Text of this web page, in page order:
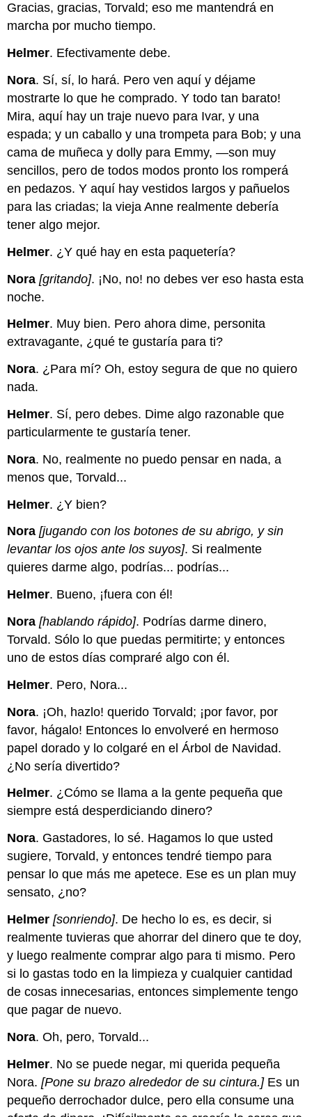
Gracias, gracias, Torvald; eso me mantendrá en
marcha por mucho tiempo.
Helmer. Efectivamente debe.
Nora. Sí, sí, lo hará. Pero ven aquí y déjame
mostrarte lo que he comprado. Y todo tan barato!
Mira, aquí hay un traje nuevo para Ivar, y una
espada; y un caballo y una trompeta para Bob; y una
cama de muñeca y dolly para Emmy, —son muy
sencillos, pero de todos modos pronto los romperá
en pedazos. Y aquí hay vestidos largos y pañuelos
para las criadas; la vieja Anne realmente debería
tener algo mejor.
Helmer. ¿Y qué hay en esta paquetería?
Nora [gritando]. ¡No, no! no debes ver eso hasta esta
noche.
Helmer. Muy bien. Pero ahora dime, personita
extravagante, ¿qué te gustaría para ti?
Nora. ¿Para mí? Oh, estoy segura de que no quiero
nada.
Helmer. Sí, pero debes. Dime algo razonable que
particularmente te gustaría tener.
Nora. No, realmente no puedo pensar en nada, a
menos que, Torvald...
Helmer. ¿Y bien?
Nora [jugando con los botones de su abrigo, y sin
levantar los ojos ante los suyos]. Si realmente
quieres darme algo, podrías... podrías...
Helmer. Bueno, ¡fuera con él!
Nora [hablando rápido]. Podrías darme dinero,
Torvald. Sólo lo que puedas permitirte; y entonces
uno de estos días compraré algo con él.
Helmer. Pero, Nora...
Nora. ¡Oh, hazlo! querido Torvald; ¡por favor, por
favor, hágalo! Entonces lo envolveré en hermoso
papel dorado y lo colgaré en el Árbol de Navidad.
¿No sería divertido?
Helmer. ¿Cómo se llama a la gente pequeña que
siempre está desperdiciando dinero?
Nora. Gastadores, lo sé. Hagamos lo que usted
sugiere, Torvald, y entonces tendré tiempo para
pensar lo que más me apetece. Ese es un plan muy
sensato, ¿no?
Helmer [sonriendo]. De hecho lo es, es decir, si
realmente tuvieras que ahorrar del dinero que te doy,
y luego realmente comprar algo para ti mismo. Pero
si lo gastas todo en la limpieza y cualquier cantidad
de cosas innecesarias, entonces simplemente tengo
que pagar de nuevo.
Nora. Oh, pero, Torvald...
Helmer. No se puede negar, mi querida pequeña
Nora.[Pone su brazo alrededor de su cintura.] Es un
pequeño derrochador dulce, pero ella consume una